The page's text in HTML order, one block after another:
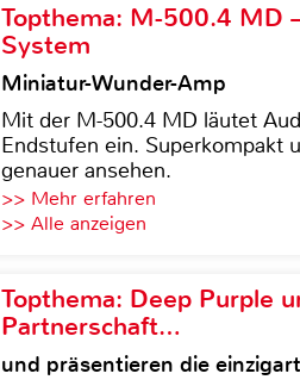
Topthema: M-500.4 MD
System
Miniatur-Wunder-Amp
Mit der M-500.4 MD läutet
Endstufen ein. Superkompakt
genauer ansehen.
>> Mehr erfahren
>> Alle anzeigen
Topthema: Deep Purple
Partnerschaft…
und präsentieren die